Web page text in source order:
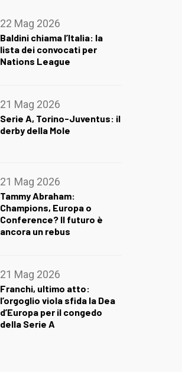
22 Mag 2026
Baldini chiama l’Italia: la
lista dei convocati per
Nations League
21 Mag 2026
Serie A, Torino-Juventus: il
derby della Mole
21 Mag 2026
Tammy Abraham:
Champions, Europa o
Conference? Il futuro è
ancora un rebus
21 Mag 2026
Franchi, ultimo atto:
l’orgoglio viola sfida la Dea
d’Europa per il congedo
della Serie A